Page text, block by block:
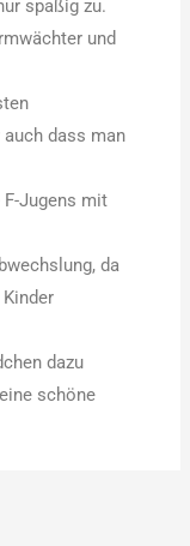
spaßig zu.
und
dass man
Jugens mit
da
dazu
schöne